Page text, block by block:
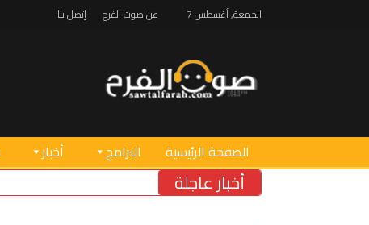
الجمعة, أغسطس 7 عن صوت الفرح إتصل بنا
الصفحة الرئيسية البرامج أخبار
أخبار عاجلة